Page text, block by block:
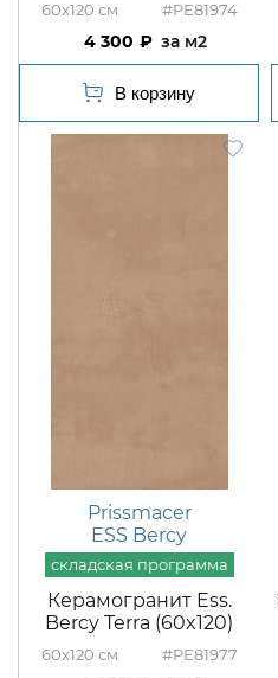
60x120 #PE81974
4 300 м2
Prissmacer
ESS Bercy
Керамогранит Ess.
Bercy Terra (60x120)
60x120 #PE81977